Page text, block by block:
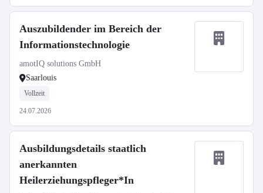
Auszubildender im Bereich der
Informationstechnologie
amotIQ solutions GmbH
Saarlouis
Vollzeit
24.07.2026
Ausbildungsdetails staatlich
anerkannten
Heilerziehungspfleger*In